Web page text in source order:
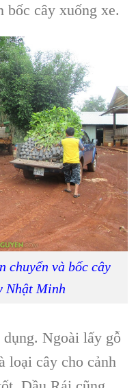
bốc cây xuống xe.
chuyển và bốc cây
Nhật Minh
Ngoài lấy gỗ
loại cây cho cảnh